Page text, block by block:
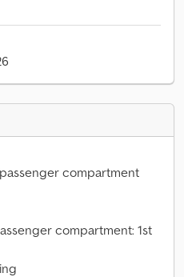
compartment
compartment: 1st